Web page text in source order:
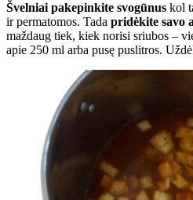
Švelniai pakepinkite svogūnus kol
ir permatomos. Tada pridėkite savo
maždaug tiek, kiek norisi sriubos –
apie 250 ml arba pusę puslitros.